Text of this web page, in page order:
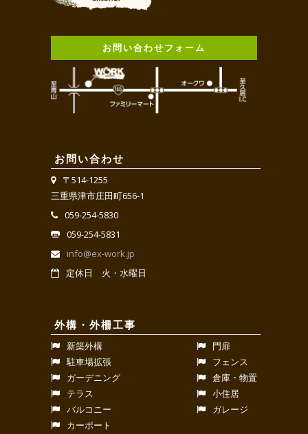
お問い合わせフォーム
お問い合わせ
〒514-1255
三重県津市庄田町656-1
059-254-5830
059-254-5831
info@ex-work.jp
定休日 火・水曜日
外構・外柵工事
新築外構
駐車場拡張
ガーデニング
テラス
バルコニー
カーポート
門扉
フェンス
倉庫・物置
小住居
ガレージ